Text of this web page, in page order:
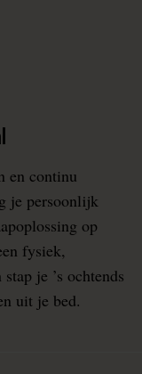
en continu
je persoonlijk
op
fysiek,
je ’s ochtends
uit je bed.